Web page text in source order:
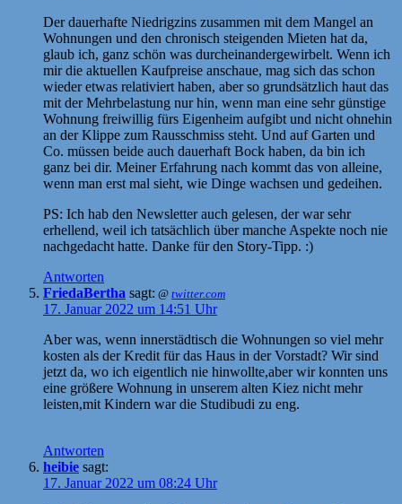
Der dauerhafte Niedrigzins zusammen mit dem Mangel an
Wohnungen und den chronisch steigenden Mieten hat da,
glaub ich, ganz schön was durcheinandergewirbelt. Wenn ich
mir die aktuellen Kaufpreise anschaue, mag sich das schon
wieder etwas relativiert haben, aber so grundsätzlich haut das
mit der Mehrbelastung nur hin, wenn man eine sehr günstige
Wohnung freiwillig fürs Eigenheim aufgibt und nicht ohnehin
an der Klippe zum Rausschmiss steht. Und auf Garten und
Co. müssen beide auch dauerhaft Bock haben, da bin ich
ganz bei dir. Meiner Erfahrung nach kommt das von alleine,
wenn man erst mal sieht, wie Dinge wachsen und gedeihen.
PS: Ich hab den Newsletter auch gelesen, der war sehr
erhellend, weil ich tatsächlich über manche Aspekte noch nie
nachgedacht hatte. Danke für den Story-Tipp. :)
Antworten
FriedaBertha sagt: @ twitter.com
17. Januar 2022 um 14:51 Uhr
Aber was, wenn innerstädtisch die Wohnungen so viel mehr
kosten als der Kredit für das Haus in der Vorstadt? Wir sind
jetzt da, wo ich eigentlich nie hinwollte,aber wir konnten uns
eine größere Wohnung in unserem alten Kiez nicht mehr
leisten,mit Kindern war die Studibudi zu eng.
Antworten
heibie sagt:
17. Januar 2022 um 08:24 Uhr